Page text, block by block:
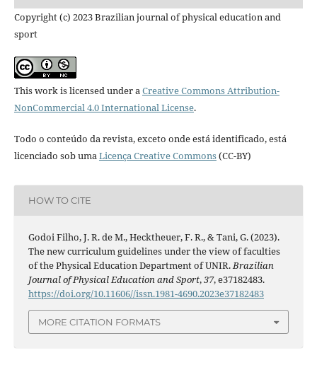
Copyright (c) 2023 Brazilian journal of physical education and
sport
This work is licensed under aCreative Commons Attribution-
NonCommercial 4.0 International License.
Todo o conteúdo da revista, exceto onde está identificado, está
licenciado sob umaLicença Creative Commons(CC-BY)
HOW TO CITE
Godoi Filho, J. R. de M., Hecktheuer, F. R., & Tani, G. (2023).
The new curriculum guidelines under the view of faculties
of the Physical Education Department of UNIR.Brazilian
Journal of Physical Education and Sport,37, e37182483.
https://doi.org/10.11606//issn.1981-4690.2023e37182483
MORE CITATION FORMATS